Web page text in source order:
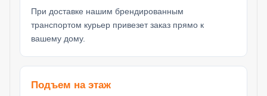
При доставке нашим брендированным
транспортом курьер привезет заказ прямо к
вашему дому.
Подъем на этаж